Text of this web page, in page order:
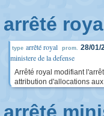
arrêté
type arrêté royal prom. 28/01/
ministere de la defense
Arrêté royal modifiant
attribution d'allocations